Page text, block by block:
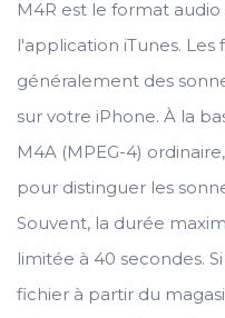
M4R est le format
l'application iTunes. Les
généralement des
sur votre iPhone. À la
M4A (MPEG-4)
pour distinguer les
Souvent, la durée
limitée à 40 secondes.
fichier à partir du